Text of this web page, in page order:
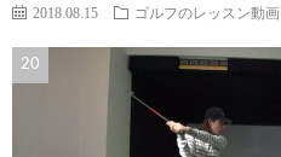
2018.08.15 ゴルフのレッスン動画